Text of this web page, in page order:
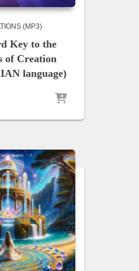
(MP3)
Key to the
of Creation
language)